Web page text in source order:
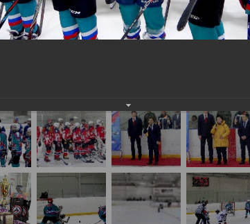
В.Барахтенко", посвященные Дню Героев